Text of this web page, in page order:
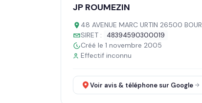
JP ROUMEZIN
48 AVENUE MARC URTIN 26500
SIRET :
48394590300019
Créé le 1 novembre 2005
Effectif inconnu
Voir avis & téléphone sur Google